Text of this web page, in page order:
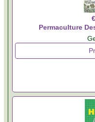
Permaculture